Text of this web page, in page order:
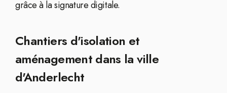
grâce à la signature digitale.
Chantiers d'isolation et
aménagement dans la ville
d'Anderlecht